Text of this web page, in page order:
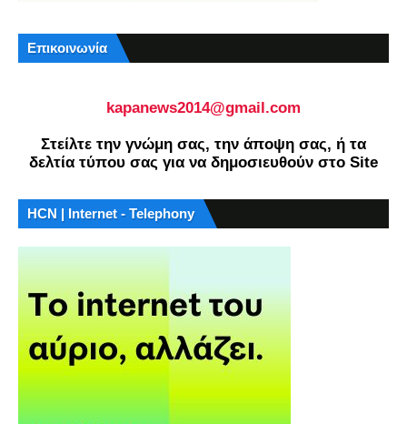
Επικοινωνία
kapanews2014@gmail.com
Στείλτε την γνώμη σας, την άποψη σας, ή τα
δελτία τύπου σας για να δημοσιευθούν στο Site
HCN | Internet - Telephony